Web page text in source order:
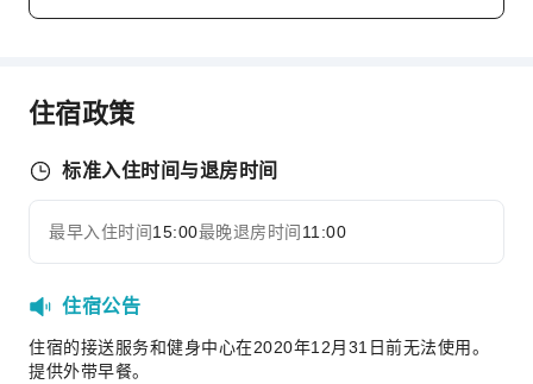
洗衣服务
公共区域设施
公用区wifi
自动售货机
礼品店
吸烟区
停车场
展开全部
住宿政策
标准入住时间与退房时间
最早入住时间15:00最晚退房时间 11:00
住宿公告
住宿的接送服务和健身中心在2020年12月31日前无法使用。
提供外带早餐。